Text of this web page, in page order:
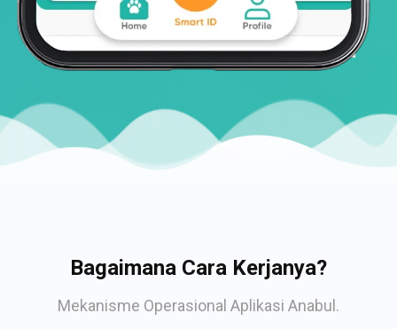
Bagaimana Cara Kerjanya?
Mekanisme Operasional Aplikasi Anabul.